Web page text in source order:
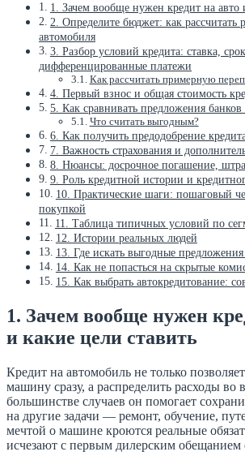
1. Зачем вообще нужен кредит на авто
2. Определите бюджет: как рассчитать
автомобиля
3. Разбор условий кредита: ставка,
дифференцированные платежи
Как рассчитать примерную
4. Первый взнос и общая стоимость
5. Как сравнивать предложения банков
Что считать выгодным?
6. Как получить предодобрение
7. Важность страхования и
8. Нюансы: досрочное погашение,
9. Роль кредитной истории и
10. Практические шаги: пошаговый
покупкой
11. Таблица типичных условий по
12. Истории реальных людей
13. Где искать выгодные
14. Как не попасться на скрытые
15. Как выбрать автокредитование:
1. Зачем вообще нужен
и какие цели ставить
Кредит на автомобиль не только позволяет
машину сразу, а распределить расходы во
большинстве случаев он помогает
на другие задачи — ремонт, обучение,
мечтой о машине кроются реальные
исчезают с первым дилерским обещанием